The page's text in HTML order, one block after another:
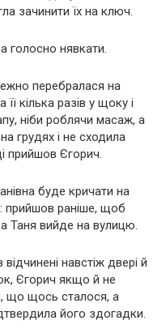
зачинити їх на ключ.
голосно нявкати.
перебралася на
кілька разів у щоку і
ніби роблячи масаж, а
грудях і не сходила
прийшов Єгорич.
буде кричати на
прийшов раніше, щоб
Таня вийде на вулицю.
навстіж двері й
Єгорич якщо й не
що щось сталося, а
його здогадки.